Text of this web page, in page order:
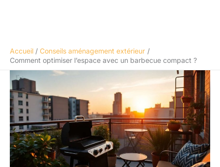
Accueil
Conseils aménagement extérieur
Comment optimiser l’espace avec un barbecue compact ?